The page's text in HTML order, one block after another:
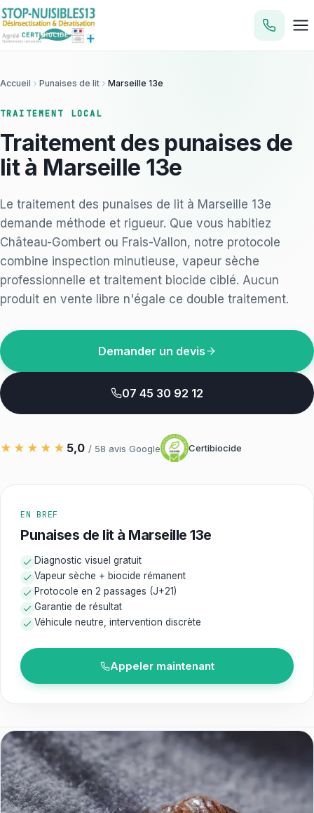
Accueil Punaises de lit Marseille 13e
TRAITEMENT LOCAL
Traitement des punaises de
lit à Marseille 13e
Le traitement des punaises de lit à Marseille 13e
demande méthode et rigueur. Que vous habitiez
Château-Gombert ou Frais-Vallon, notre protocole
combine inspection minutieuse, vapeur sèche
professionnelle et traitement biocide ciblé. Aucun
produit en vente libre n'égale ce double traitement.
Demander un devis
07 45 30 92 12
★★★★★ 5,0 / 58 avis Google Certibiocide
EN BREF
Punaises de lit à Marseille 13e
Diagnostic visuel gratuit
Vapeur sèche + biocide rémanent
Protocole en 2 passages (J+21)
Garantie de résultat
Véhicule neutre, intervention discrète
Appeler maintenant